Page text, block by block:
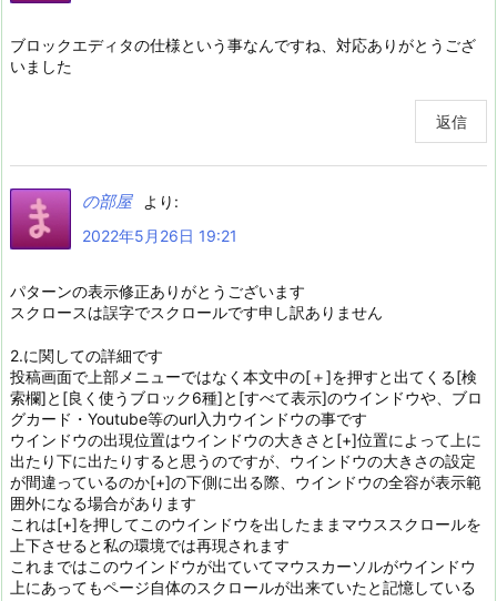
ブロックエディタの仕様という事なんですね、対応ありがとうござ
いました
返信
の部屋
より:
2022年5月26日 19:21
パターンの表示修正ありがとうございます
スクロースは誤字でスクロールです申し訳ありません
2.に関しての詳細です
投稿画面で上部メニューではなく本文中の[＋]を押すと出てくる[検
索欄]と[良く使うブロック6種]と[すべて表示]のウインドウや、ブロ
グカード・Youtube等のurl入力ウインドウの事です
ウインドウの出現位置はウインドウの大きさと[+]位置によって上に
出たり下に出たりすると思うのですが、ウインドウの大きさの設定
が間違っているのか[+]の下側に出る際、ウインドウの全容が表示範
囲外になる場合があります
これは[+]を押してこのウインドウを出したままマウススクロールを
上下させると私の環境では再現されます
これまではこのウインドウが出ていてマウスカーソルがウインドウ
上にあってもページ自体のスクロールが出来ていたと記憶している